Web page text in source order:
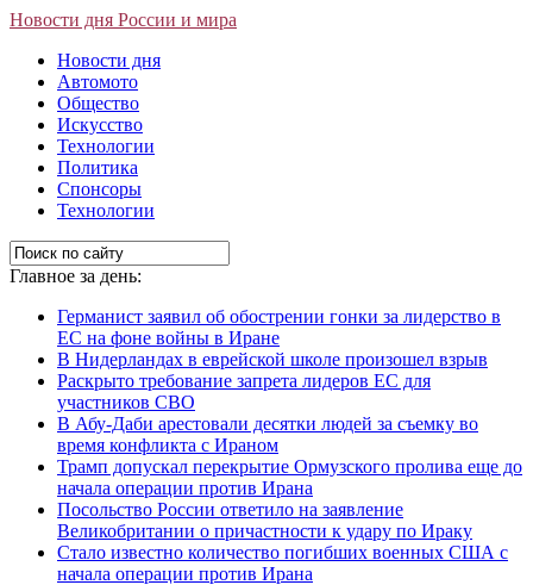
Новости дня России и мира
Новости дня
Автомото
Общество
Искусство
Технологии
Политика
Спонсоры
Технологии
Главное за день:
Германист заявил об обострении гонки за лидерство в
ЕС на фоне войны в Иране
В Нидерландах в еврейской школе произошел взрыв
Раскрыто требование запрета лидеров ЕС для
участников СВО
В Абу-Даби арестовали десятки людей за съемку во
время конфликта с Ираном
Трамп допускал перекрытие Ормузского пролива еще до
начала операции против Ирана
Посольство России ответило на заявление
Великобритании о причастности к удару по Ираку
Стало известно количество погибших военных США с
начала операции против Ирана